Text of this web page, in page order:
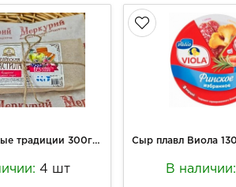
Пастила Старые традиции 300г Лесные ягоды б/сахара (в пергаменте)
4 шт В наличии: